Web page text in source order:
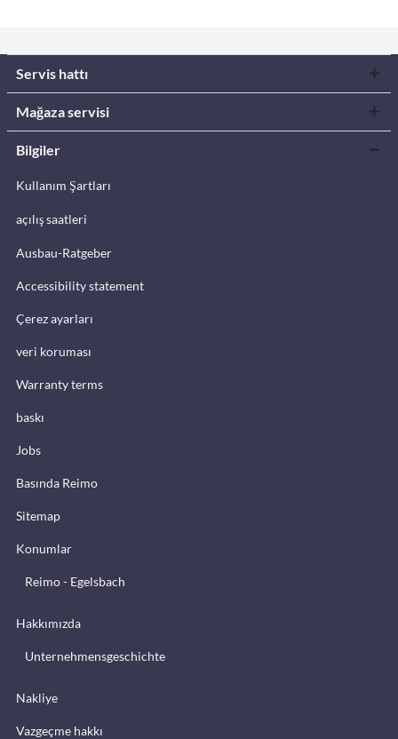
Servis hattı
Mağaza servisi
Bilgiler
Kullanım Şartları
açılış saatleri
Ausbau-Ratgeber
Accessibility statement
Çerez ayarları
veri koruması
Warranty terms
baskı
Jobs
Basında Reimo
Sitemap
Konumlar
Reimo - Egelsbach
Hakkımızda
Unternehmensgeschichte
Nakliye
Vazgeçme hakkı